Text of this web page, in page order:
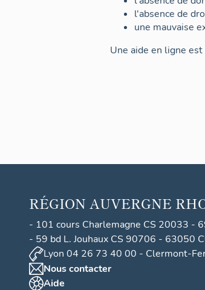
l'absence de
une mauvaise
Une aide en ligne
RÉGION AUVERGNE
- 101 cours Charlemagne CS 20033 -
- 59 bd L. Jouhaux CS 90706 - 63050
Lyon 04 26 73 40 00 - Clermont-
Nous contacter
Aide